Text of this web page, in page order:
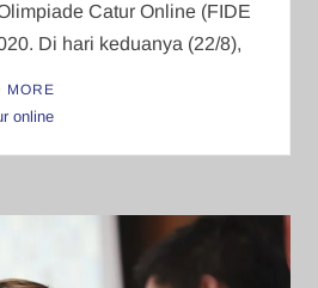
Catur Online (FIDE
Di hari keduanya (22/8),
MORE
online